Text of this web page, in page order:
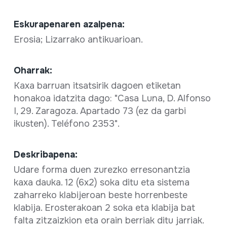
Eskurapenaren azalpena:
Erosia; Lizarrako antikuarioan.
Oharrak:
Kaxa barruan itsatsirik dagoen etiketan
honakoa idatzita dago: "Casa Luna, D. Alfonso
I, 29. Zaragoza. Apartado 73 (ez da garbi
ikusten). Teléfono 2353".
Deskribapena:
Udare forma duen zurezko erresonantzia
kaxa dauka. 12 (6x2) soka ditu eta sistema
zaharreko klabijeroan beste horrenbeste
klabija. Erosterakoan 2 soka eta klabija bat
falta zitzaizkion eta orain berriak ditu jarriak.